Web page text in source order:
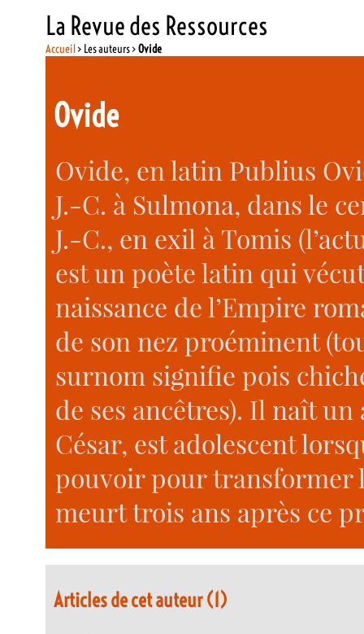
La Revue des Ressources
Accueil> Les auteurs >Ovide
Ovide
Ovide, en latin Publius
J.-C. à Sulmona, dans le
J.-C., en exil à Tomis
est un poète latin qui
naissance de l’Empire
de son nez proéminent
surnom signifie pois
de ses ancêtres). Il naît un
César, est adolescent
pouvoir pour transformer
meurt trois ans après ce
Articles de cet auteur (1)